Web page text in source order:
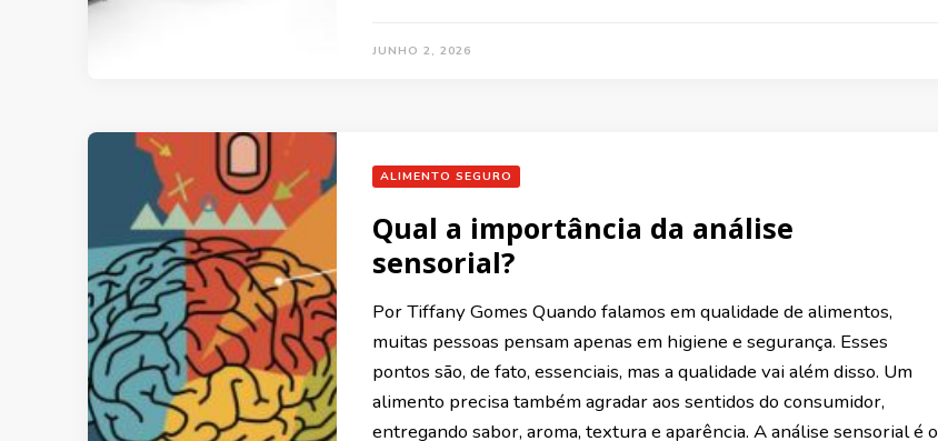
JUNHO 2, 2026
ALIMENTO SEGURO
Qual a importância da análise
sensorial?
Por Tiffany Gomes Quando falamos em qualidade de alimentos,
muitas pessoas pensam apenas em higiene e segurança. Esses
pontos são, de fato, essenciais, mas a qualidade vai além disso. Um
alimento precisa também agradar aos sentidos do consumidor,
entregando sabor, aroma, textura e aparência. A análise sensorial é o